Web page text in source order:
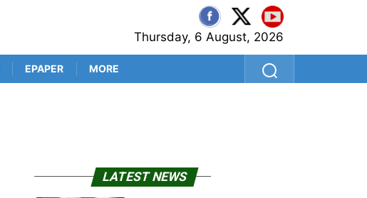
Thursday, 6 August, 2026
EPAPER MORE
LATEST NEWS